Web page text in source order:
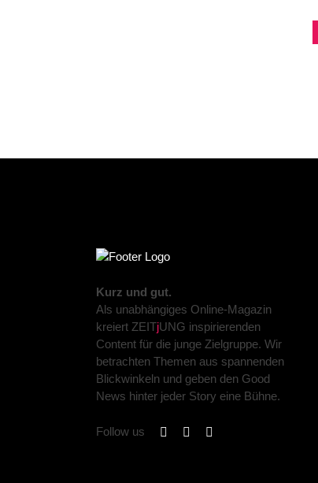
Kurz und gut.
Als unabhängiges Online-Magazin
kreiert ZEITjUNG inspirierenden
Content für die junge Zielgruppe. Wir
betrachten Themen aus spannenden
Blickwinkeln und geben den Good
News hinter jeder Story eine Bühne.
Follow us